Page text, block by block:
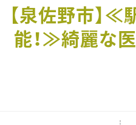
【泉佐野市】
能！≫綺麗な